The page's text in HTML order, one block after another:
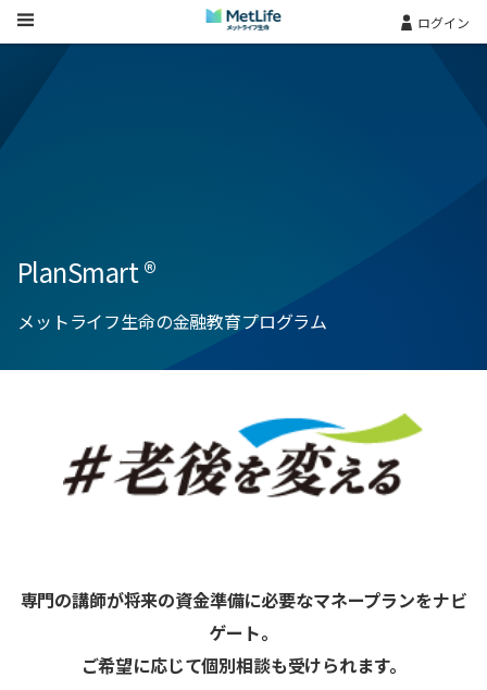
Skip Navigation ログイン
PlanSmart ®
メットライフ生命の金融教育プログラム
専門の講師が将来の資金準備に必要なマネープランをナビ
ゲート。
ご希望に応じて個別相談も受けられます。